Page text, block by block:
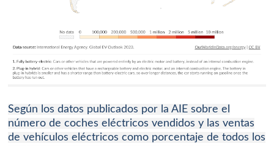
Según los datos publicados por la AIE sobre el
número de coches eléctricos vendidos y las ventas
de vehículos eléctricos como porcentaje de todos los